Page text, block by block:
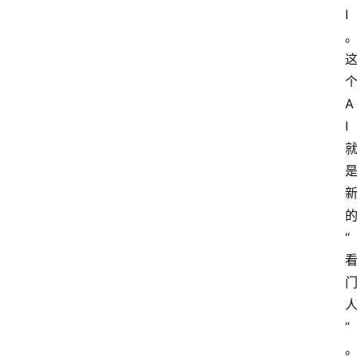
I
。
这
个
A
I
就
是
新
的
“
看
门
人
”
。